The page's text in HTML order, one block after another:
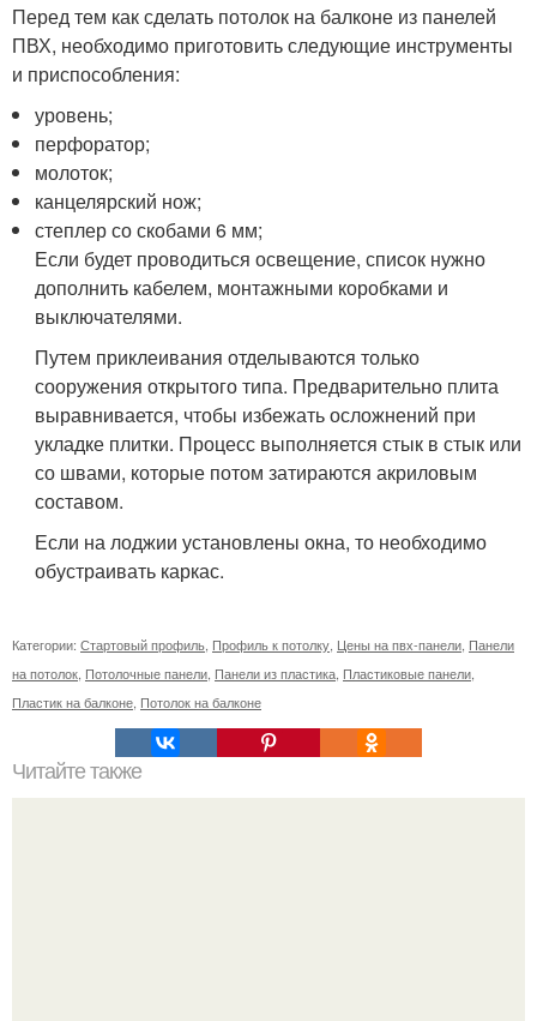
Перед тем как сделать потолок на балконе из панелей
ПВХ, необходимо приготовить следующие инструменты
и приспособления:
уровень;
перфоратор;
молоток;
канцелярский нож;
степлер со скобами 6 мм;
Если будет проводиться освещение, список нужно
дополнить кабелем, монтажными коробками и
выключателями.
Путем приклеивания отделываются только
сооружения открытого типа. Предварительно плита
выравнивается, чтобы избежать осложнений при
укладке плитки. Процесс выполняется стык в стык или
со швами, которые потом затираются акриловым
составом.
Если на лоджии установлены окна, то необходимо
обустраивать каркас.
Категории: Стартовый профиль Профиль к потолку Цены на пвх-панели Панели
на потолок Потолочные панели Панели из пластика Пластиковые панели
Пластик на балконе Потолок на балконе
Читайте также